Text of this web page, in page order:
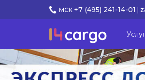
МСК +7 (495) 241-14-01